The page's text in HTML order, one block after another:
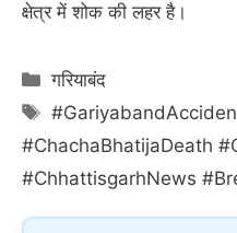
क्षेत्र में शोक की लहर है।
Categories
गरियाबंद
Tags
#ChachaBhatijaDeath
#ChhattisgarhNews